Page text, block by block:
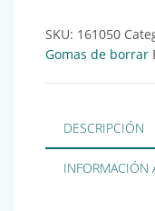
SKU: 161050
Gomas de borrar
DESCRIPCIÓN
INFORMACIÓN